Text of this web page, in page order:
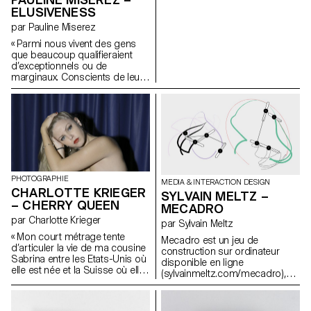
ELUSIVENESS
par Pauline Miserez
« Parmi nous vivent des gens
que beaucoup qualifieraient
d’exceptionnels ou de
marginaux. Conscients de leur
différence et souffrant de leur
fondre dans la masse. Malgré
leur méfiance, l’observation m’a
permis d’en démasquer
certains. J’ai alors tenté de
déterminer les composantes
de leur identité pour la traduire
ostensiblement par la
photographie ; par associations
visuelles, j’élabore un panel de
signes et d’indices qui,
interprétés dans leur ensemble,
rendent perceptible ce qui
théoriquement n’est connu que
des confidents. Les textes,
quant à eux, relatent mes
rencontres avec ces
personnages. La conviction
PHOTOGRAPHIE
CHARLOTTE KRIEGER
– CHERRY QUEEN
par Charlotte Krieger
« Mon court métrage tente
d’articuler la vie de ma cousine
Sabrina entre les Etats-Unis où
elle est née et la Suisse où elle
des questions de beauté, de
MEDIA & INTERACTION DESIGN
SYLVAIN MELTZ –
MECADRO
par Sylvain Meltz
Mecadro est un jeu de
construction sur ordinateur
disponible en ligne
(sylvainmeltz.com/mecadro),
qui permet de créer une «